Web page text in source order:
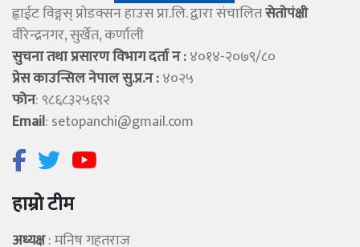
ह्वाईट विङ्गस् प्राेडक्सन हाउस प्रा.लि. द्वारा संचालितसेताेपंक्षी
वीरेन्द्रनगर, सुर्खेत, कर्णाली
सुचना तथा प्रसारण विभाग दर्ता न :४०१४-२०७९/८०
प्रेस काउन्सिल नेपाल सु.प्र.न :४०२५
फोन: ९८६८३२५६९२
Email: setopanchi@gmail.com
हाम्रो टीम
अध्यक्ष: मनिष गहतराज